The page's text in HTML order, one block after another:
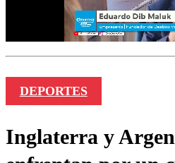
DEPORTES
Inglaterra y